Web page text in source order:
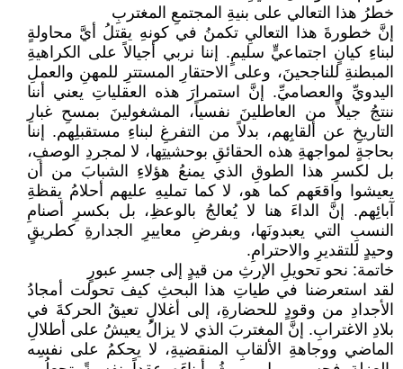
خطرُ هذا التعالي على بنيةِ المجتمعِ المغتربِ
إنَّ خطورةَ هذا التعاليِ تكمنُ في كونهِ يقتلُ أيَّ محاولةٍ
لبناءِ كيانٍ اجتماعيٍّ سليمٍ. إننا نربي أجيالاً على الكراهيةِ
المبطنةِ للناجحينَ، وعلى الاحتقارِ المستترِ للمهنِ والعملِ
اليدويِّ والعصاميِّ. إنَّ استمرارَ هذه العقلياتِ يعني أننا
ننتجُ جيلاً من العاطلينَ نفسياً، المشغولينَ بمسحِ غبارِ
التاريخِ عن ألقابِهم، بدلاً من التفرغِ لبناءِ مستقبلِهم. إننا
بحاجةٍ لمواجهةِ هذه الحقائقِ بوحشيتِها، لا لمجردِ الوصفِ،
بل لكسرِ هذا الطوقِ الذي يمنعُ هؤلاءِ الشبابَ من أن
يعيشوا واقعَهم كما هو، لا كما تمليهِ عليهم أحلامُ يقظةِ
آبائِهم. إنَّ الداءَ هنا لا يُعالجُ بالوعظِ، بل بكسرِ أصنامِ
النسبِ التي يعبدونَها، وبفرضِ معاييرِ الجدارةِ كطريقٍ
وحيدٍ للتقديرِ والاحترامِ.
خاتمة: نحو تحويلِ الإرثِ من قيدٍ إلى جسرِ عبورٍ
لقد استعرضنا في طياتِ هذا البحثِ كيف تحولت أمجادُ
الأجدادِ من وقودٍ للحضارةِ، إلى أغلالٍ تعيقُ الحركةَ في
بلادِ الاغترابِ. إنَّ المغتربَ الذي لا يزالُ يعيشُ على أطلالِ
الماضي ووجاهةِ الألقابِ المنقضيةِ، لا يحكمُ على نفسِه